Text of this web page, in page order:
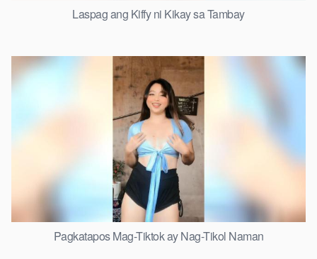
Laspag ang Kiffy ni Kikay sa Tambay
Pagkatapos Mag-Tiktok ay Nag-Tikol Naman